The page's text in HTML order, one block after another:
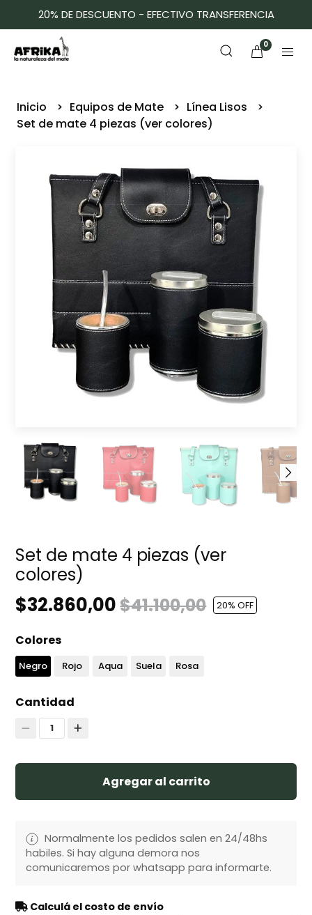
20% DE DESCUENTO - EFECTIVO TRANSFERENCIA
0
Inicio Equipos de Mate
Línea Lisos
Set de mate 4 piezas (ver colores)
Set de mate 4 piezas (ver
colores)
$32.860,00$41.100,00 20% OFF
Colores
Negro Rojo Aqua Suela Rosa
Cantidad
1
Agregar al carrito
Normalmente los pedidos salen en 24/48hs
habiles. Si hay alguna demora nos
comunicaremos por whatsapp para informarte.
Calculá el costo de envío